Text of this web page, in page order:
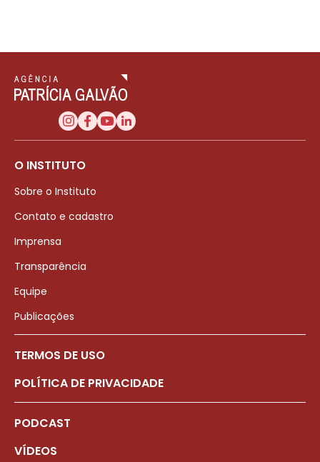
O INSTITUTO
Sobre o Instituto
Contato e cadastro
Imprensa
Transparência
Equipe
Publicações
TERMOS DE USO
POLÍTICA DE PRIVACIDADE
PODCAST
VÍDEOS